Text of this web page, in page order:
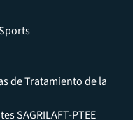
de Tratamiento de la
SAGRILAFT-PTEE